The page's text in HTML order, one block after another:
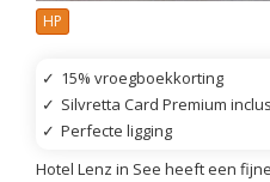
HP
✓ 15% vroegboekkorting
✓ Silvretta Card Premium
✓ Perfecte ligging
Hotel Lenz in See heeft een